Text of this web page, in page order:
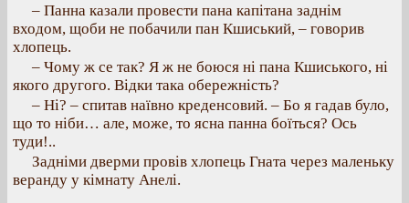
– Панна казали провести пана капітана заднім
входом, щоби не побачили пан Кшиський, – говорив
хлопець.
– Чому ж се так? Я ж не боюся ні пана Кшиського, ні
якого другого. Відки така обережність?
– Ні? – спитав наївно креденсовий. – Бо я гадав було,
що то ніби… але, може, то ясна панна боїться? Ось
туди!..
Задніми дверми провів хлопець Гната через маленьку
веранду у кімнату Анелі.